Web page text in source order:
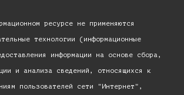
ресурсе не применяются
технологии (информационные
информации на основе сбора,
и анализа сведений, относящихся к
пользователей сети "Интернет",